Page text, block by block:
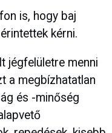
is, hogy baj
kérni.
jégfelületre menni
a megbízhatatlan
és -minőség